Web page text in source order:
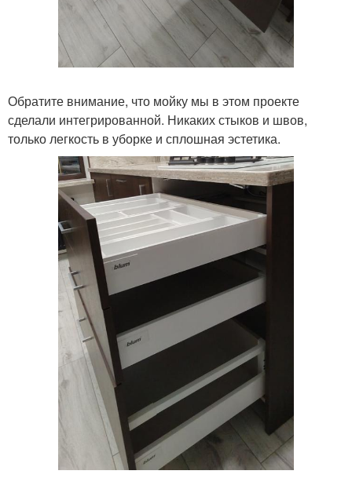
Обратите внимание, что мойку мы в этом проекте
сделали интегрированной. Никаких стыков и швов,
только легкость в уборке и сплошная эстетика.